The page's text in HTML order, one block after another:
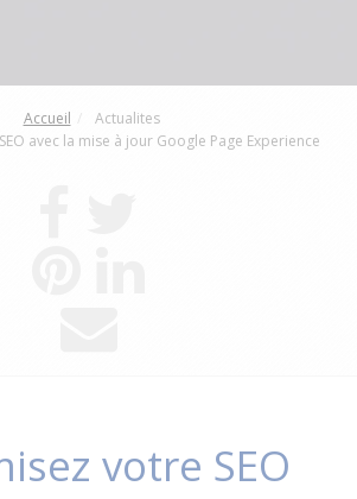
Accueil
Actualites
avec la mise à jour Google Page Experience
votre SEO